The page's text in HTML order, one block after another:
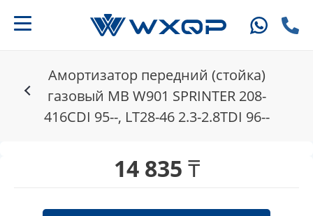
Амортизатор передний (стойка)
газовый MB W901 SPRINTER 208-
416CDI 95--, LT28-46 2.3-2.8TDI 96--
14 835 ₸